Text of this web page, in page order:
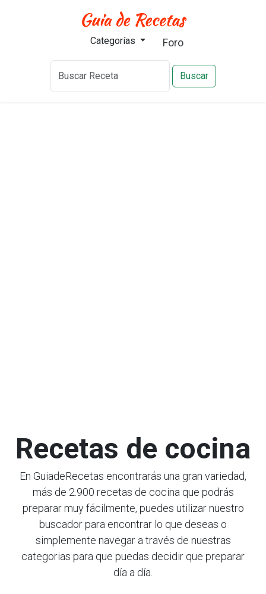
Categorías Foro
Buscar
Recetas de cocina
En GuiadeRecetas encontrarás una gran variedad,
más de 2.900 recetas de cocina que podrás
preparar muy fácilmente, puedes utilizar nuestro
buscador para encontrar lo que deseas o
simplemente navegar a través de nuestras
categorias para que puedas decidir que preparar
día a día.